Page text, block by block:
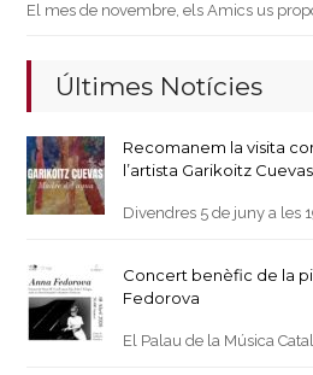
El mes de novembre, els Amics us
Últimes Notícies
Recomanem la visita
l’artista Garikoitz
Divendres 5 de juny a les
Concert benèfic de la
Fedorova
El Palau de la Música